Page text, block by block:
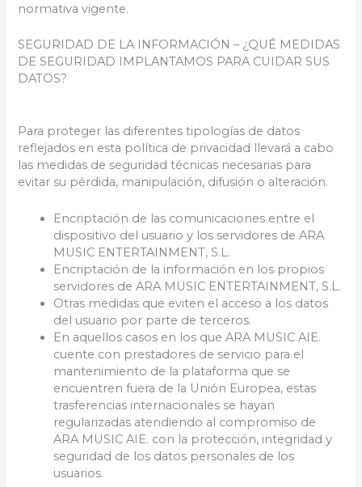
normativa vigente.
SEGURIDAD DE LA INFORMACIÓN – ¿QUÉ MEDIDAS
DE SEGURIDAD IMPLANTAMOS PARA CUIDAR SUS
DATOS?
Para proteger las diferentes tipologías de datos
reflejados en esta política de privacidad llevará a cabo
las medidas de seguridad técnicas necesarias para
evitar su pérdida, manipulación, difusión o alteración.
Encriptación de las comunicaciones entre el
dispositivo del usuario y los servidores de ARA
MUSIC ENTERTAINMENT, S.L.
Encriptación de la información en los propios
servidores de ARA MUSIC ENTERTAINMENT, S.L.
Otras medidas que eviten el acceso a los datos
del usuario por parte de terceros.
En aquellos casos en los que ARA MUSIC AIE.
cuente con prestadores de servicio para el
mantenimiento de la plataforma que se
encuentren fuera de la Unión Europea, estas
trasferencias internacionales se hayan
regularizadas atendiendo al compromiso de
ARA MUSIC AIE. con la protección, integridad y
seguridad de los datos personales de los
usuarios.